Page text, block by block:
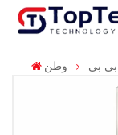
وطن بي بي